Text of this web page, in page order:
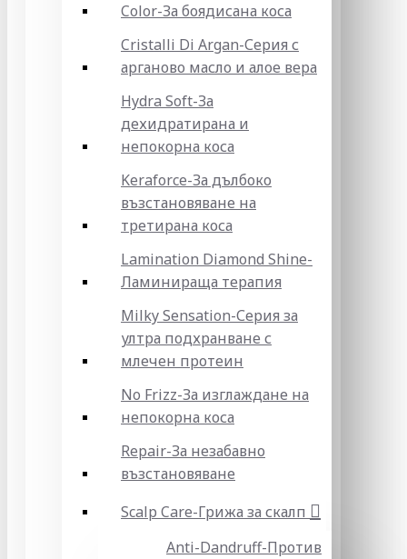
Color-За боядисана коса
Cristalli Di Argan-Серия с
арганово масло и алое вера
Hydra Soft-За
дехидратирана и
непокорна коса
Keraforce-За дълбоко
възстановяване на
третирана коса
Lamination Diamond Shine-
Ламинираща терапия
Milky Sensation-Серия за
ултра подхранване с
млечен протеин
No Frizz-За изглаждане на
непокорна коса
Repair-За незабавно
възстановяване
Scalp Care-Грижа за скалп
Anti-Dandruff-Против